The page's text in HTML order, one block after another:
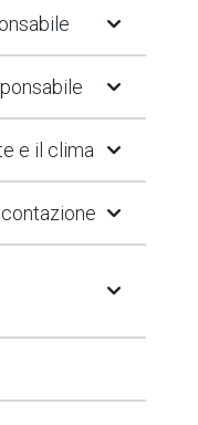
Open Submenu
Open Submenu
e il climaOpen Submenu
Open Submenu